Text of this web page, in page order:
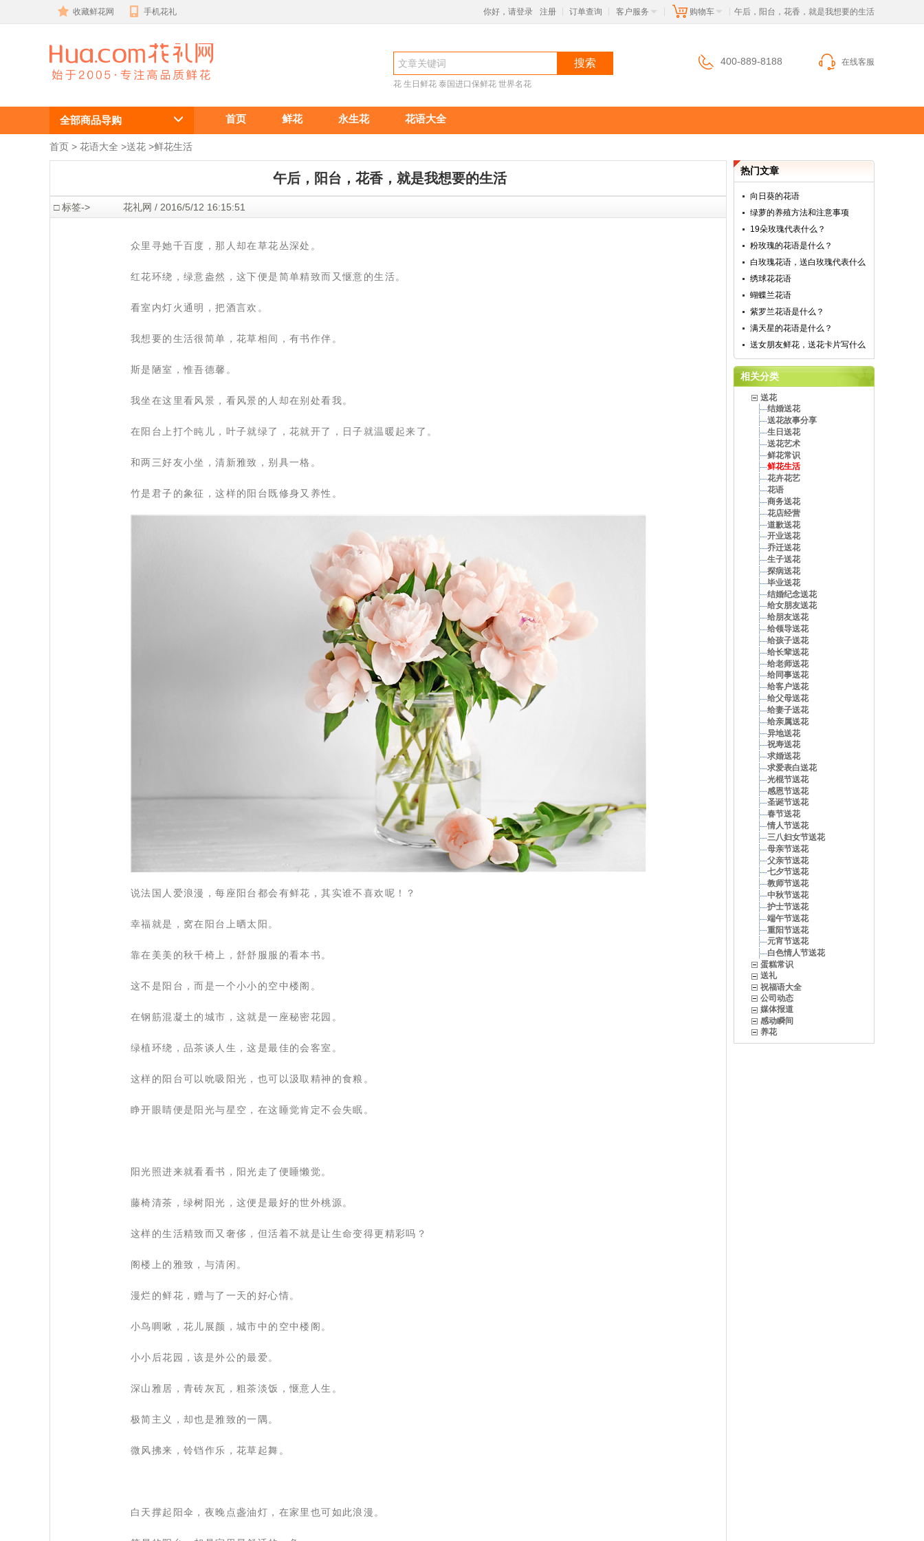
收藏鲜花网 手机花礼 你好，请登录 注册 订单查询 客户服务 购物车 午后，阳台，花香，就是我想要的生活
午后，阳台，
花香，就是我
想要的生活
搜索
花 生日鲜花 泰国进口保鲜花 世界名花
400-889-8188 在线客服
全部商品导购 首页 鲜花 永生花 花语大全
首页 > 花语大全 >送花 >鲜花生活
午后，阳台，花香，就是我想要的生活
□ 标签-> 花礼网 / 2016/5/12 16:15:51
众里寻她千百度，那人却在草花丛深处。
红花环绕，绿意盎然，这下便是简单精致而又惬意的生活。
看室内灯火通明，把酒言欢。
我想要的生活很简单，花草相间，有书作伴。
斯是陋室，惟吾德馨。
我坐在这里看风景，看风景的人却在别处看我。
在阳台上打个盹儿，叶子就绿了，花就开了，日子就温暖起来了。
和两三好友小坐，清新雅致，别具一格。
竹是君子的象征，这样的阳台既修身又养性。
说法国人爱浪漫，每座阳台都会有鲜花，其实谁不喜欢呢！？
幸福就是，窝在阳台上晒太阳。
靠在美美的秋千椅上，舒舒服服的看本书。
这不是阳台，而是一个小小的空中楼阁。
在钢筋混凝土的城市，这就是一座秘密花园。
绿植环绕，品茶谈人生，这是最佳的会客室。
这样的阳台可以吮吸阳光，也可以汲取精神的食粮。
睁开眼睛便是阳光与星空，在这睡觉肯定不会失眠。
阳光照进来就看看书，阳光走了便睡懒觉。
藤椅清茶，绿树阳光，这便是最好的世外桃源。
这样的生活精致而又奢侈，但活着不就是让生命变得更精彩吗？
阁楼上的雅致，与清闲。
漫烂的鲜花，赠与了一天的好心情。
小鸟啁啾，花儿展颜，城市中的空中楼阁。
小小后花园，该是外公的最爱。
深山雅居，青砖灰瓦，粗茶淡饭，惬意人生。
极简主义，却也是雅致的一隅。
微风拂来，铃铛作乐，花草起舞。
白天撑起阳伞，夜晚点盏油灯，在家里也可如此浪漫。
热门文章
向日葵的花语
绿萝的养殖方法和注意事项
19朵玫瑰代表什么？
粉玫瑰的花语是什么？
白玫瑰花语，送白玫瑰代表什么
绣球花花语
蝴蝶兰花语
紫罗兰花语是什么？
满天星的花语是什么？
送女朋友鲜花，送花卡片写什么
相关分类
送花
结婚送花
送花故事分享
生日送花
送花艺术
鲜花常识
鲜花生活
花卉花艺
花语
商务送花
花店经营
道歉送花
开业送花
乔迁送花
生子送花
探病送花
毕业送花
结婚纪念送花
给女朋友送花
给朋友送花
给领导送花
给孩子送花
给长辈送花
给老师送花
给同事送花
给客户送花
给父母送花
给妻子送花
给亲属送花
异地送花
祝寿送花
求婚送花
求爱表白送花
光棍节送花
感恩节送花
圣诞节送花
春节送花
情人节送花
三八妇女节送花
母亲节送花
父亲节送花
七夕节送花
教师节送花
中秋节送花
护士节送花
端午节送花
重阳节送花
元宵节送花
白色情人节送花
蛋糕常识
送礼
祝福语大全
公司动态
媒体报道
感动瞬间
养花